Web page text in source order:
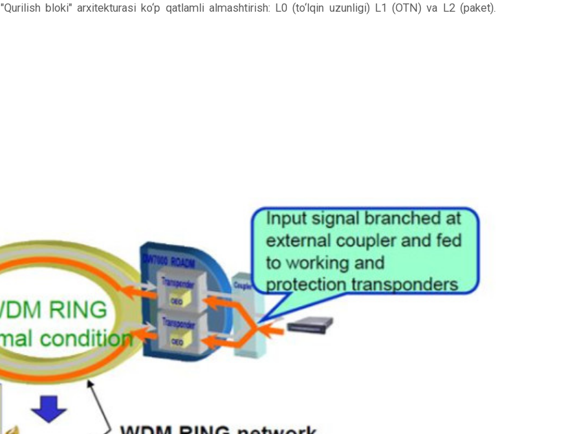
"Qurilish bloki" arxitekturasi ko‘p qatlamli almashtirish: L0 (to‘lqin uzunligi) L1 (OTN) va L2 (paket).